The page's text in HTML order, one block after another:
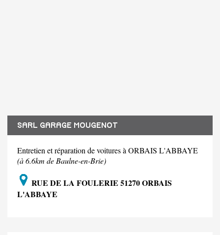
SARL GARAGE MOUGENOT
Entretien et réparation de voitures à ORBAIS L'ABBAYE
(à 6.6km de Baulne-en-Brie)
RUE DE LA FOULERIE 51270 ORBAIS
L'ABBAYE